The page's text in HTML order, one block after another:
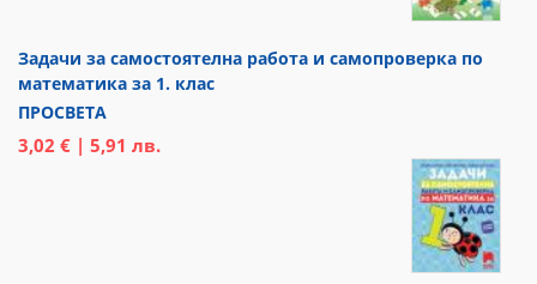
Задачи за самостоятелна работа и самопроверка по
математика за 1. клас
ПРОСВЕТА
3,02 € | 5,91 лв.